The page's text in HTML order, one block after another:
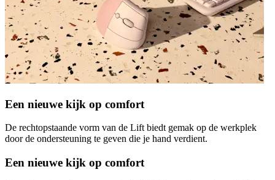
Een nieuwe kijk op comfort
De rechtopstaande vorm van de Lift biedt gemak op de werkplek
door de ondersteuning te geven die je hand verdient.
Een nieuwe kijk op comfort